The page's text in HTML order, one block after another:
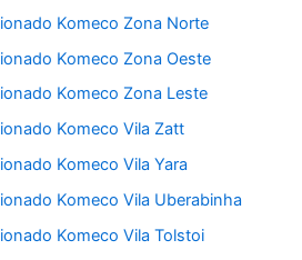
Komeco Zona Norte
Komeco Zona Oeste
Komeco Zona Leste
Komeco Vila Zatt
Komeco Vila Yara
Komeco Vila Uberabinha
Komeco Vila Tolstoi